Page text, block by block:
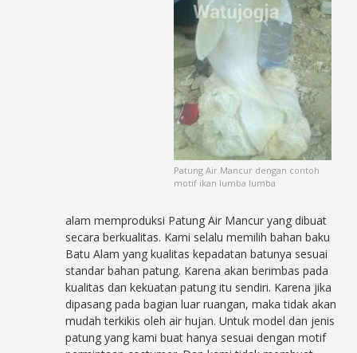
Patung Air Mancur dengan contoh
motif ikan lumba lumba
alam memproduksi Patung Air Mancur yang dibuat
secara berkualitas. Kami selalu memilih bahan baku
Batu Alam yang kualitas kepadatan batunya sesuai
standar bahan patung. Karena akan berimbas pada
kualitas dan kekuatan patung itu sendiri. Karena jika
dipasang pada bagian luar ruangan, maka tidak akan
mudah terkikis oleh air hujan. Untuk model dan jenis
patung yang kami buat hanya sesuai dengan motif